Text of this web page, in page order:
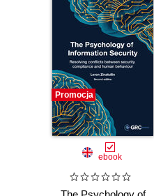
Promocja
ebook